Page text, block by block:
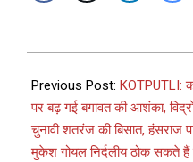
Previous Post: KOTPUTLI:
पर बढ़ गई बगावत की आशंका,
चुनावी शतरंज की बिसात,
मुकेश गोयल निर्दलीय ठोक सकते हैं